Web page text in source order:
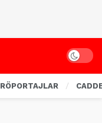
Dark
RÖPORTAJLAR